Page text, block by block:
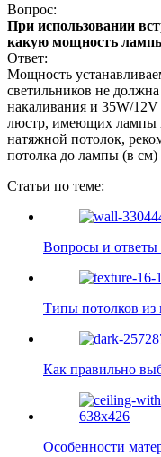
Вопрос:
При использовании
какую мощность
Ответ:
Мощность
светильников не
накаливания и 35W/
люстр, имеющих лампы
натяжной потолок,
потолка до лампы (в
Статьи по теме:
Вопросы и
Типы потолков из
Как правильно
Особенности